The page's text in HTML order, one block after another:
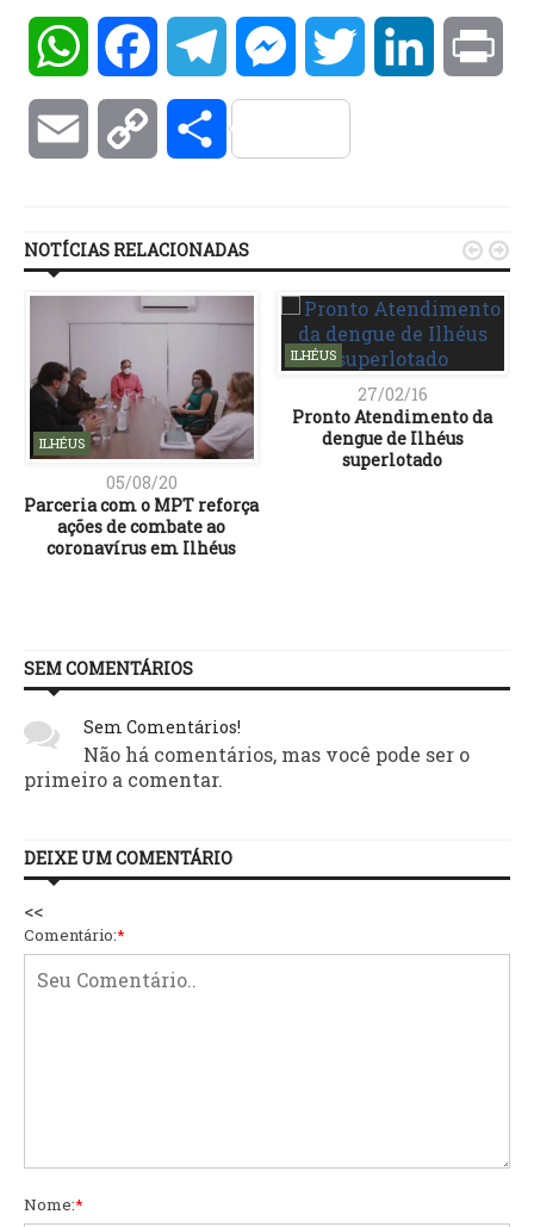
WhatsAppFacebookTelegramMessengerTwitter LinkedIn
Email Copy Compartilhar
NOTÍCIAS RELACIONADAS
ILHÉUS
05/08/20
Parceria com o MPT reforça
ações de combate ao
coronavírus em Ilhéus
ILHÉUS
27/02/16
Pronto Atendimento da
dengue de Ilhéus
superlotado
 
SEM COMENTÁRIOS
Sem Comentários!
Não há comentários, mas você pode ser o
primeiro a comentar.
DEIXE UM COMENTÁRIO
<<
Comentário:*
Nome:*